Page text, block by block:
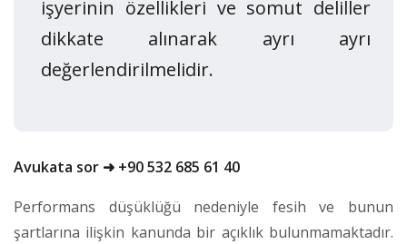
işyerinin özellikleri ve somut deliller
dikkate alınarak ayrı ayrı
değerlendirilmelidir.
Avukata sor ➜ +90 532 685 61 40
Performans düşüklüğü nedeniyle fesih ve bunun
şartlarına ilişkin kanunda bir açıklık bulunmamaktadır.